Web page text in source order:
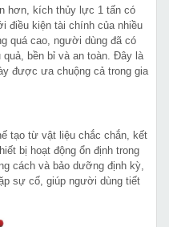
hơn, kích thủy lực 1 tấn có
điều kiện tài chính của nhiều
quá cao, người dùng đã có
bền bỉ và an toàn. Đây là
được ưa chuộng cả trong gia
tạo từ vật liệu chắc chắn, kết
bị hoạt động ổn định trong
cách và bảo dưỡng định kỳ,
sự cố, giúp người dùng tiết